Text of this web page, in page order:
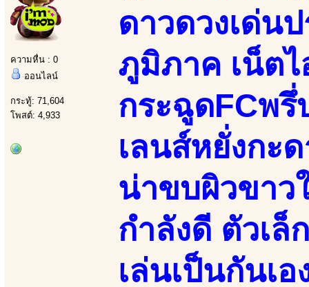
ความหื่น : 0
ออนไลน์
กระทู้: 71,604
โพสต์: 4,933
ดาวดวงเด่น
ภูมิภาค เน็ต
กระฉูดFCพ
เลนส์หยั่งกะ
น่าขบผิวขาว
กำลังดี ตัวเล็
เล่นเป็นกันเอ